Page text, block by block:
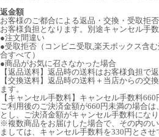
返金額
お客様のご都合による返品・交換・受取拒
お客様負担となります。別途キャンセル手
●注文間違い
●受取拒否（コンビニ受取,楽天ボックス含
合すべて）
●商品がお気に召さなかった場合
【返品送料】返品時の送料はお客様負担で
【交換送料】返品時の送料＋当店からの交
ます。
【キャンセル手数料】キャンセル手数料
ご利用後のご決済金額が660円未満の場合
とし、ご決済金額がキャンセル手数料になり
※複数商品をお届けした場合で、その内の
ましては、キャンセル手数料を330円とさせ